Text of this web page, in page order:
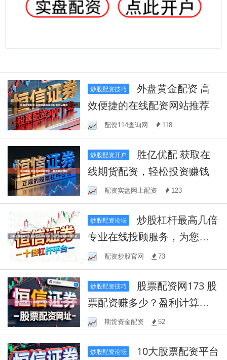
炒股配资技巧
外盘黄金配资 高
效便捷的在线配资网站推荐
配资114查询网 118
炒股配资开户
线期货配资，轻松投资赚钱
配资实盘网上配资 123
炒股配资论坛
炒股杠杆最高几倍
专业在线投顾服务，为您财
富规划保驾护航
配资炒股官网 73
炒股配资技巧
票配资赚多少？盈利计算方
法揭秘期货资金配资 52
炒股配资论坛